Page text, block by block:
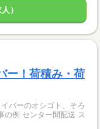
）
ー！荷積み・荷
バーのオシゴト、そろ
の例 センター間配送 ス